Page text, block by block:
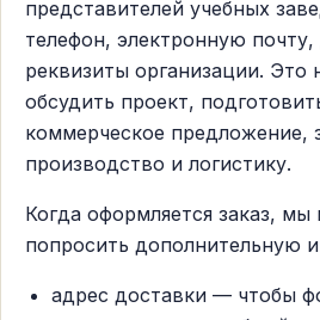
представителей учебных
телефон, электронную
реквизиты организации. Это
обсудить проект,
коммерческое предложение,
производство и логистику.
Когда оформляется заказ,
попросить дополнительную
адрес доставки — чтобы